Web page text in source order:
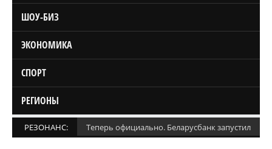
ШОУ-БИЗ
ЭКОНОМИКА
СПОРТ
РЕГИОНЫ
РЕЗОНАНС: Теперь официально. Беларусбанк запустил